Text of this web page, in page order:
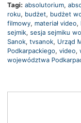
Tagi: absolutorium,
roku, budżet, budżet
filmowy, materiał video,
sejmik, sesja sejmiku
Sanok, tvsanok, Urząd
Podkarpackiego, video,
województwa